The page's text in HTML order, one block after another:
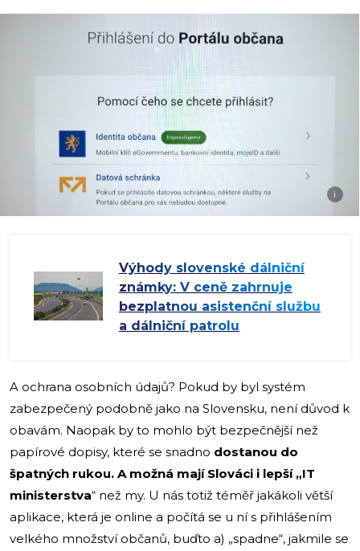
i
Výhody slovenské dálniční
známky: V ceně zahrnuje
bezplatnou asistenční službu
a dálniční patrolu
A ochrana osobních údajů? Pokud by byl systém
zabezpečený podobně jako na Slovensku, není důvod k
obavám. Naopak by to mohlo být bezpečnější než
papírové dopisy, které se snadno dostanou do
špatných rukou. A možná mají Slováci i lepší „IT
ministerstva“ než my. U nás totiž téměř jakákoli větší
aplikace, která je online a počítá se u ní s přihlášením
velkého množství občanů, buďto a) „spadne“, jakmile se